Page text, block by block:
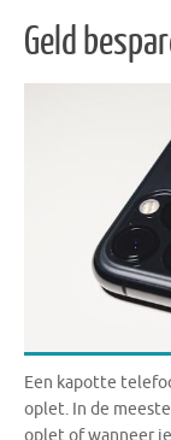
Geld
Een kapotte
oplet. In de